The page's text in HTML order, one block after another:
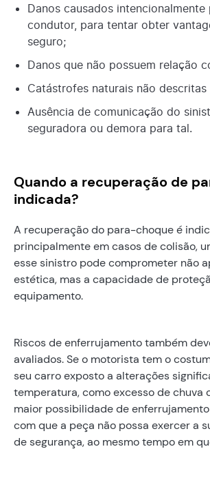
Danos causados intencionalmente
condutor, para tentar obter
seguro;
Danos que não possuem relação
Catástrofes naturais não descritas
Ausência de comunicação do
seguradora ou demora para tal.
Quando a recuperação de
indicada?
A recuperação do para-choque é
principalmente em casos de colisão,
esse sinistro pode comprometer não
estética, mas a capacidade de
equipamento.
Riscos de enferrujamento também
avaliados. Se o motorista tem o
seu carro exposto a alterações
temperatura, como excesso de chuva
maior possibilidade de
com que a peça não possa exercer a
de segurança, ao mesmo tempo em